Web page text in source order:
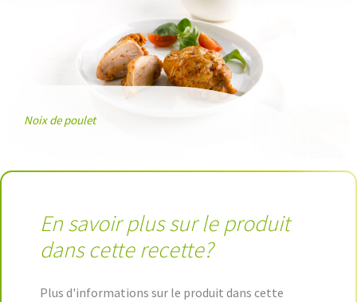
Noix de poulet
En savoir plus sur le produit
dans cette recette?
Plus d'informations sur le produit dans cette